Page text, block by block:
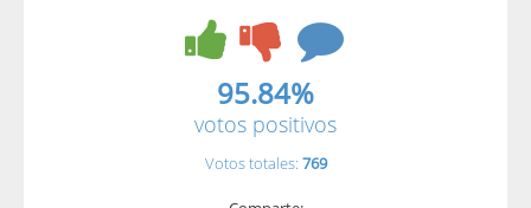
95.84%
votos positivos
Votos totales: 769